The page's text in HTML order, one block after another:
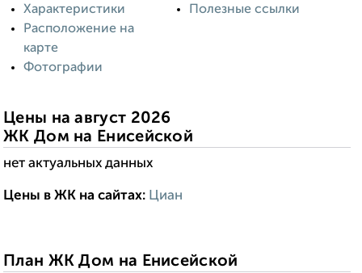
Характеристики
Расположение на
карте
Фотографии
Полезные ссылки
Цены на август 2026
ЖК Дом на Енисейской
нет актуальных данных
Цены в ЖК на сайтах: Циан
План ЖК Дом на Енисейской